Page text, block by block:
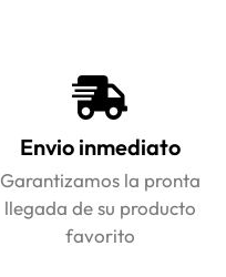
Envio inmediato
Garantizamos la pronta
llegada de su producto
favorito